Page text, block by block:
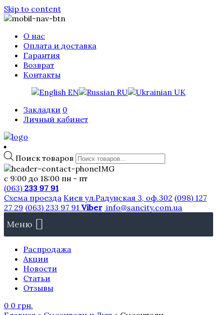
Skip to content
О нас
Оплата и доставка
Гарантия
Возврат
Контакты
EN
RU
UK
Закладки 0
Личный кабинет
Поиск товаров
с 9:00 до 18:00 пн - пт
(063) 233 97 91
Схема проезда Киев ул.Радунская 3, оф.302 (098) 127
27 29 (063) 233 97 91 Viber info@sancity.com.ua
Меню
Распродажа
Акции
Новости
Статьи
Отзывы
0 0 грн.